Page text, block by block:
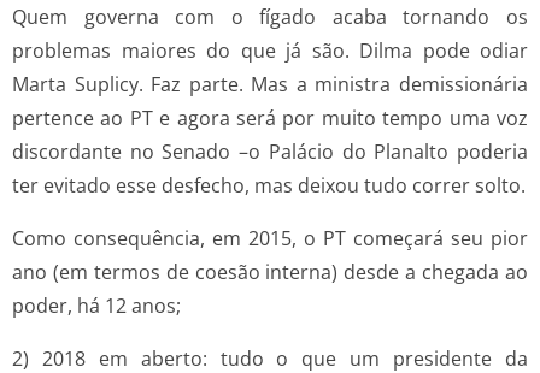
Quem governa com o fígado acaba tornando os
problemas maiores do que já são. Dilma pode odiar
Marta Suplicy. Faz parte. Mas a ministra demissionária
pertence ao PT e agora será por muito tempo uma voz
discordante no Senado –o Palácio do Planalto poderia
ter evitado esse desfecho, mas deixou tudo correr solto.
Como consequência, em 2015, o PT começará seu pior
ano (em termos de coesão interna) desde a chegada ao
poder, há 12 anos;
2) 2018 em aberto: tudo o que um presidente da